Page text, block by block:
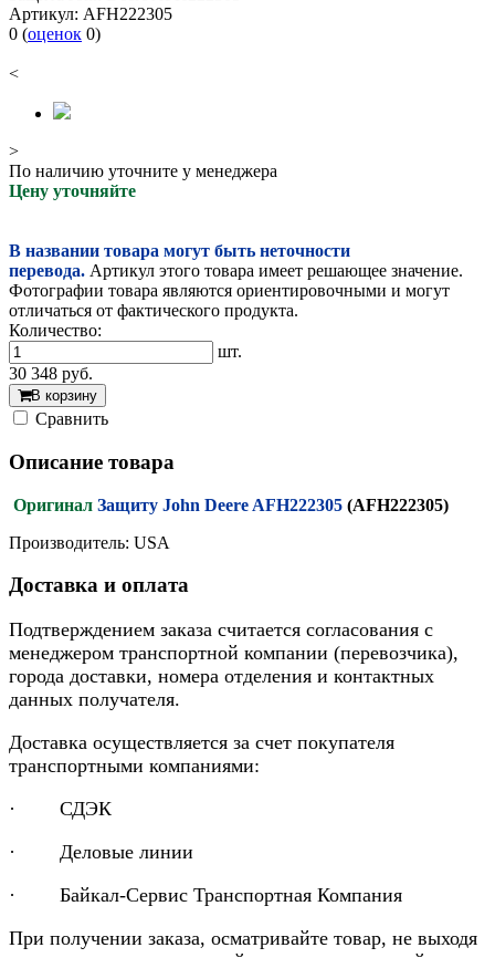
Артикул: AFH222305
0 (оценок 0)
<
>
По наличию уточните у менеджера
Цену уточняйте
В названии товара могут быть неточности
перевода. Артикул этого товара имеет решающее значение.
Фотографии товара являются ориентировочными и могут
отличаться от фактического продукта.
Количество:
шт.
30 348 руб.
В корзину
Cравнить
Описание товара
Оригинал Защиту John Deere AFH222305 (AFH222305)
Производитель: USA
Доставка и оплата
Подтверждением заказа считается согласования с
менеджером транспортной компании (перевозчика),
города доставки, номера отделения и контактных
данных получателя.
Доставка осуществляется за счет покупателя
транспортными компаниями:
· СДЭК
· Деловые линии
· Байкал-Сервис Транспортная Компания
При получении заказа, осматривайте товар, не выходя